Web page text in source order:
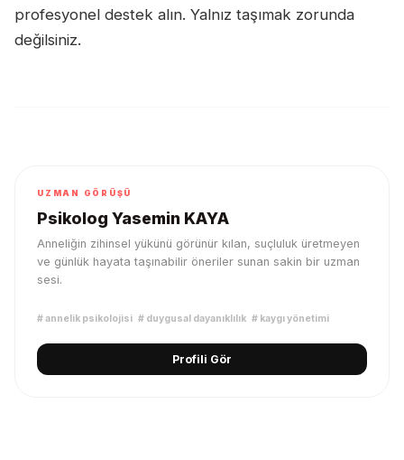
profesyonel destek alın. Yalnız taşımak zorunda
değilsiniz.
UZMAN GÖRÜŞÜ
Psikolog Yasemin KAYA
Anneliğin zihinsel yükünü görünür kılan, suçluluk üretmeyen
ve günlük hayata taşınabilir öneriler sunan sakin bir uzman
sesi.
#annelik psikolojisi # duygusal dayanıklılık # kaygı yönetimi
Profili Gör